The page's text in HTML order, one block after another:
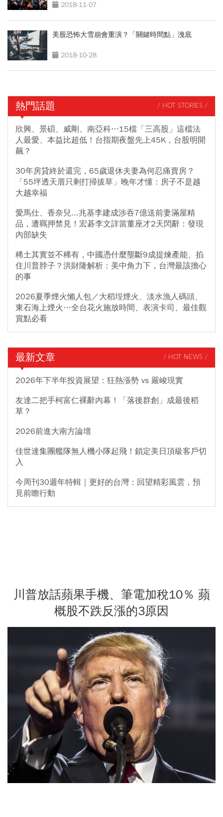
2018-11-07
美股恐怖大雪崩會重演？「關鍵時間點」洩底
2018-10-28
熱門話題 / HOT STORIES /
欣興、景碩、威剛、南亞科…15檔「三高股」這檔法
人最愛、本益比超低！台指期夜盤先上45K，台股明開
飆？
30年房貸終於還完，65歲退休夫妻為何忍痛賣房？
「55坪透天厝只剩打掃拔草」晚年才懂：房子不是越
大越幸福
愛馬仕、香奈兒...兆基李建成涉吞7億送前妻滿屋精
品，遭羈押禁見！宏碁李文詳當董座才2天閃辭：發現
內部缺失
稀土其實並不稀有，中國憑什麼壟斷9成提煉產能、掐
住川普脖子？洪財隆解析：美中角力下，台灣最該擔心
的事
2026夏季煙火懶人包／大稻埕煙火、淡水漁人碼頭、
東石海上煙火…全台花火施放時間、表演卡司、最佳觀
賞點必看
最新文章 / HOT NEWS /
2026年下半年投資展望：狂熱漲勢 vs 嚴峻現實
友達二把手柯富仁裸辭內幕！「落後群創」成最後稻
草？
2026前進大南方論壇
佳世達集團艦隊無人機小隊起飛！鎖定美日頂級客戶切
入
今周刊30週年特輯｜更好的台灣：回望精彩風雲，預
見前瞻行動
川普放話蘋果手機、筆電加稅10％ 蘋
概股不跌反漲的3原因